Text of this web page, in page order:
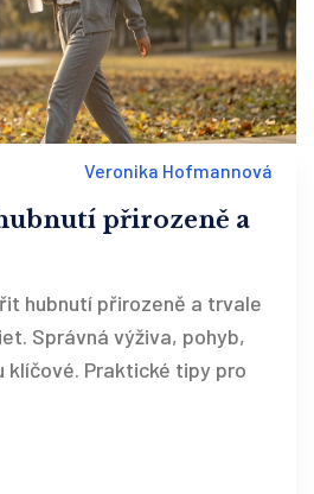
Veronika Hofmannová
přirozeně a
hubnutí přirozeně a trvale
Správná výživa, pohyb,
klíčové. Praktické tipy pro